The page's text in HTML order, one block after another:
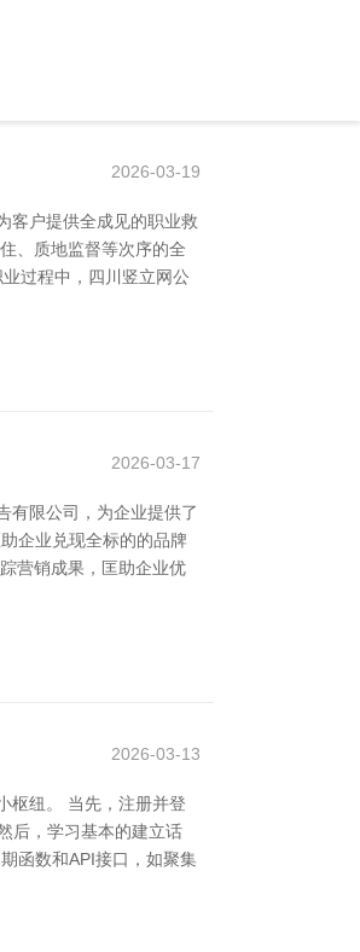
2026-03-19
客户提供全成见的职业救
、质地监督等次序的全
过程中，四川竖立网公
2026-03-17
有限公司，为企业提供了
企业兑现全标的的品牌
营销成果，匡助企业优
2026-03-13
枢纽。 当先，注册并登
后，学习基本的建立话
函数和API接口，如聚集